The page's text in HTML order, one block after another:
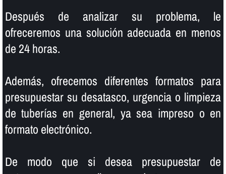
Después de analizar su problema, le
ofreceremos una solución adecuada en menos
de 24 horas.
Además, ofrecemos diferentes formatos para
presupuestar su desatasco, urgencia o limpieza
de tuberí­as en general, ya sea impreso o en
formato electrónico.
De modo que si desea presupuestar de